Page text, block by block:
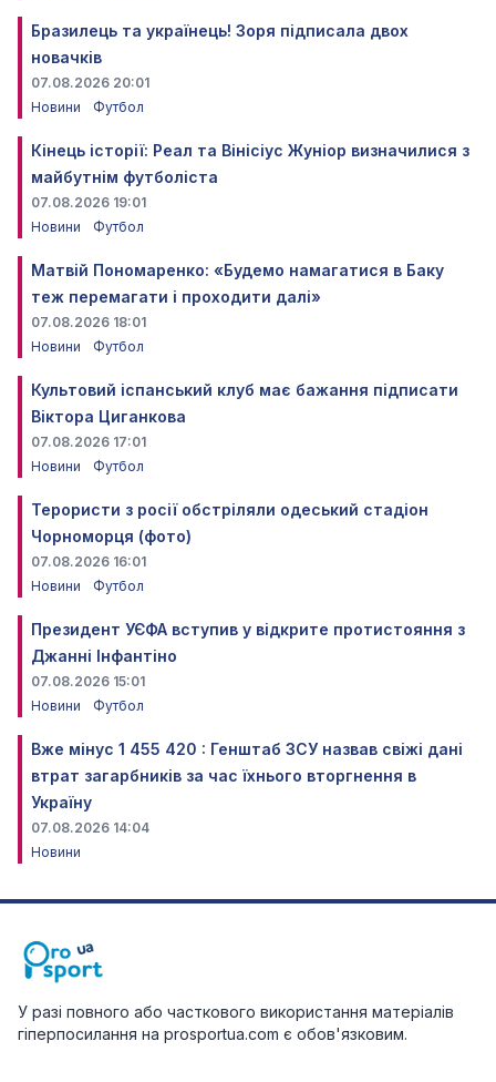
Бразилець та українець! Зоря підписала двох
новачків
07.08.2026 20:01
Новини
Футбол
Кінець історії: Реал та Вінісіус Жуніор визначилися з
майбутнім футболіста
07.08.2026 19:01
Новини
Футбол
Матвій Пономаренко: «Будемо намагатися в Баку
теж перемагати і проходити далі»
07.08.2026 18:01
Новини
Футбол
Культовий іспанський клуб має бажання підписати
Віктора Циганкова
07.08.2026 17:01
Новини
Футбол
Терористи з росії обстріляли одеський стадіон
Чорноморця (фото)
07.08.2026 16:01
Новини
Футбол
Президент УЄФА вступив у відкрите протистояння з
Джанні Інфантіно
07.08.2026 15:01
Новини
Футбол
Вже мінус 1 455 420 : Генштаб ЗСУ назвав свіжі дані
втрат загарбників за час їхнього вторгнення в
Україну
07.08.2026 14:04
Новини
У разі повного або часткового використання матеріалів
гіперпосилання на prosportua.com є обов'язковим.